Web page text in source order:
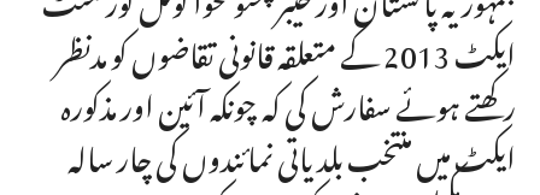
ایکٹ 2013 کے متعلقہ قانونی تقاضوں کو مدنظر
رکھتے ہوئے سفارش کی کہ چونکہ آئین اور مذکورہ
ایکٹ میں منتخب بلدیاتی نمائندوں کی چار سالہ